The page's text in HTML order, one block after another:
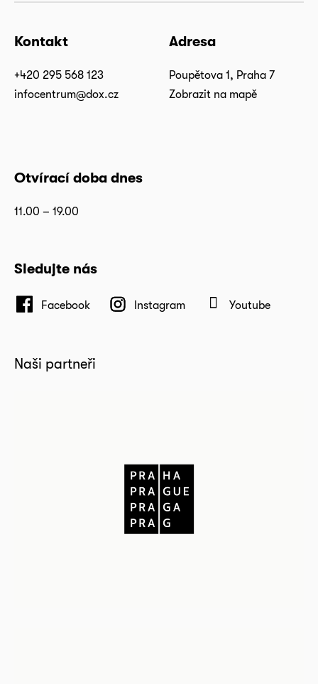
Kontakt
+420 295 568 123
infocentrum@dox.cz
Adresa
Poupětova 1, Praha 7
Zobrazit na mapě
Otvírací doba dnes
11.00 – 19.00
Sledujte nás
Facebook Instagram Youtube
Naši partneři